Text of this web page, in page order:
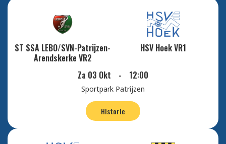
Za 03 Okt - 12:00
Sportpark Patrijzen
ST SSA LEBO/SVN-Patrijzen-
Arendskerke VR2
HSV Hoek VR1
Historie